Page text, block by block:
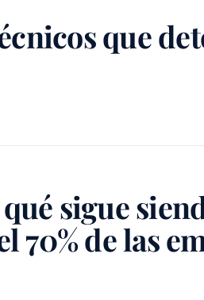
que
sigue
70% de las